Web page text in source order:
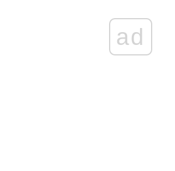
ad